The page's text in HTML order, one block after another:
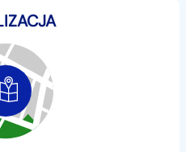
auta wpływ mają: rocznik,
fakt, że auto jest nie
w Polsce i